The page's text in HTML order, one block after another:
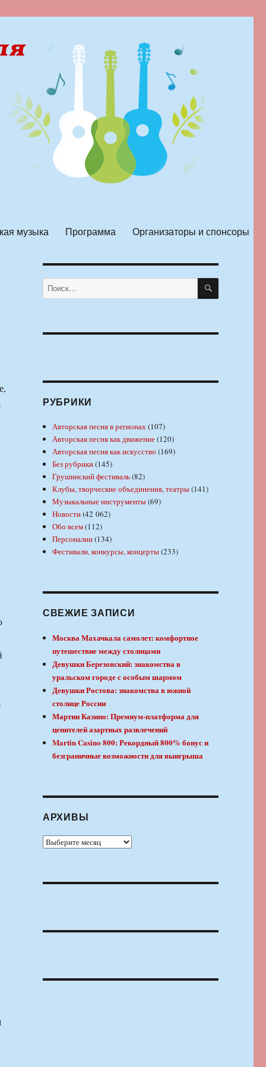
музыка Программа Организаторы и спонсоры
Искать: ПОИСК
РУБРИКИ
Авторская песня в регионах(107)
Авторская песня как движение(120)
Авторская песня как искусство (169)
Без рубрики(145)
Грушинский фестиваль(82)
Клубы, творческие объединения, театры(141)
Музыкальные инструменты(69)
Новости(42 062)
Обо всем(112)
Персоналии(134)
Фестивали, конкурсы, концерты(233)
СВЕЖИЕ ЗАПИСИ
Москва Махачкала самолет: комфортное
путешествие между столицами
Девушки Березовский: знакомства в
уральском городе с особым шармом
Девушки Ростова: знакомства в южной
столице России
Мартин Казино: Премиум-платформа для
ценителей азартных развлечений
Martin Casino 800: Рекордный 800% бонус и
безграничные возможности для выигрыша
АРХИВЫ
Архивы